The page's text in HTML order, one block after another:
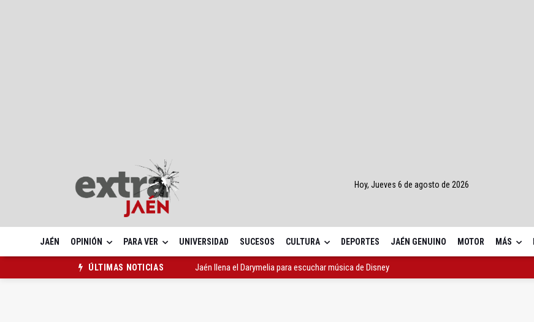
Hoy, Jueves 6 de agosto de 2026
JAÉN OPINIÓN PARA VER UNIVERSIDAD SUCESOS CULTURA DEPORTES JAÉN GENUINO MOTOR MÁS
ÚLTIMAS NOTICIAS
Jaén llena el Darymelia para escuchar música de Disney